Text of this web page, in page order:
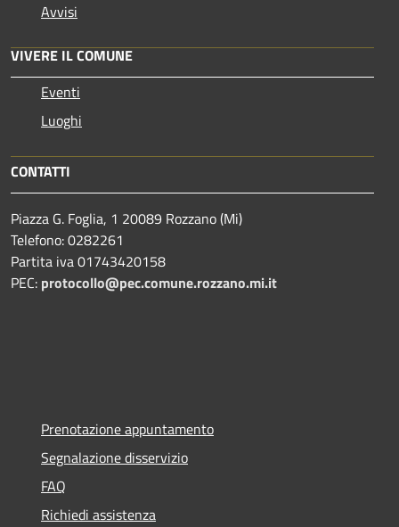
Avvisi
VIVERE IL COMUNE
Eventi
Luoghi
CONTATTI
Piazza G. Foglia, 1 20089 Rozzano (Mi)
Telefono: 0282261
Partita iva 01743420158
PEC: protocollo@pec.comune.rozzano.mi.it
Prenotazione appuntamento
Segnalazione disservizio
FAQ
Richiedi assistenza